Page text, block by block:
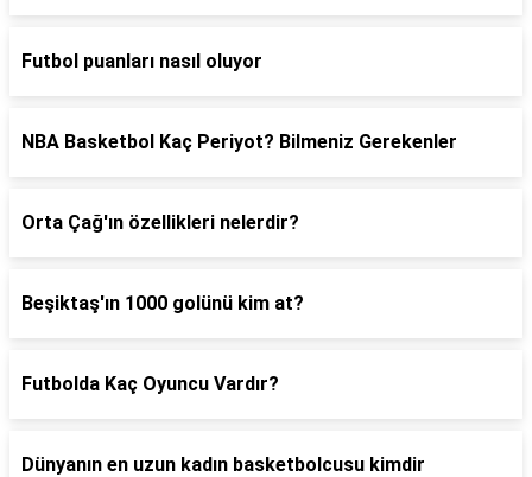
Futbol puanları nasıl oluyor
NBA Basketbol Kaç Periyot? Bilmeniz Gerekenler
Orta Çağ'ın özellikleri nelerdir?
Beşiktaş'ın 1000 golünü kim at?
Futbolda Kaç Oyuncu Vardır?
Dünyanın en uzun kadın basketbolcusu kimdir